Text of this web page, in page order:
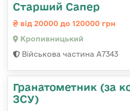
Старший Сапер
від 20000 до 120000 грн
Кропивницький
Військова частина А7343
Гранатометник (за
ЗСУ)